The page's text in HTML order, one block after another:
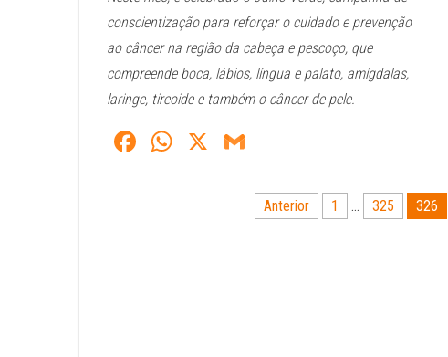
conscientização para reforçar o cuidado e prevenção
ao câncer na região da cabeça e pescoço, que
compreende boca, lábios, língua e palato, amígdalas,
laringe, tireoide e também o câncer de pele.
Fa
W
X
ailAnterior 1 … 325 326